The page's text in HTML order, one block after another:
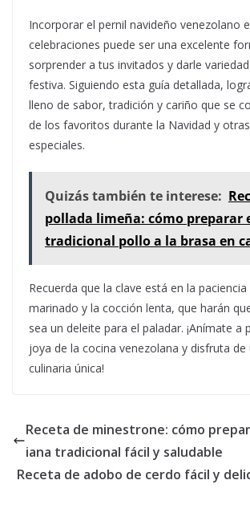
Incorporar el pernil navideño venezolano
celebraciones puede ser una excelente
sorprender a tus invitados y darle
festiva. Siguiendo esta guía detallada,
lleno de sabor, tradición y cariño que se
de los favoritos durante la Navidad y
especiales.
Quizás también te interese:
pollada limeña: cómo preparar
tradicional pollo a la brasa en
Recuerda que la clave está en la
marinado y la cocción lenta, que harán
sea un deleite para el paladar. ¡Anímate a
joya de la cocina venezolana y disfruta de
culinaria única!
Receta de minestrone: cómo
iana tradicional fácil y saludable
Receta de adobo de cerdo fácil y